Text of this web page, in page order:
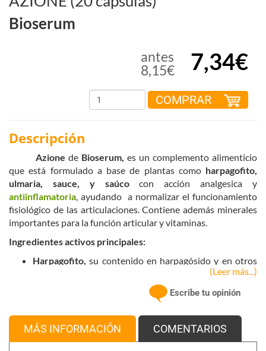
Bioserum
antes
8,15€
7,34€
COMPRAR
Descripción
Azione de Bioserum, es un complemento alimenticio
que está formulado a base de plantas como harpagofito,
ulmaria, sauce, y saúcocon acción analgesica y
antiinflamatoria, ayudando a normalizar el funcionamiento
fisiológico de las articulaciones. Contiene además minerales
importantes para la función articular y vitaminas.
Ingredientes activos principales:
Harpagofito,su contenido en harpagósido y en otros
principios activos le confiere actividad antiinflamatoria
y analgésica de enfermedades degenerativas de las
, dolor de espalda, tendinitis o dolor de
cabeza entre otras.
su acción terapéutica reside en el contenido
(Leer más...)
Escribe tu opinión
MÁS INFORMACIÓN COMENTARIOS